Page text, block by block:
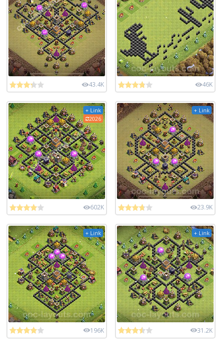
43.4K 46K
+ Link
2026
602K
+ Link
23.9K
+ Link
196K
+ Link
31.2K